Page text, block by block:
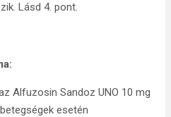
Lásd 4. pont.
Alfuzosin Sandoz UNO 10 mg
esetén